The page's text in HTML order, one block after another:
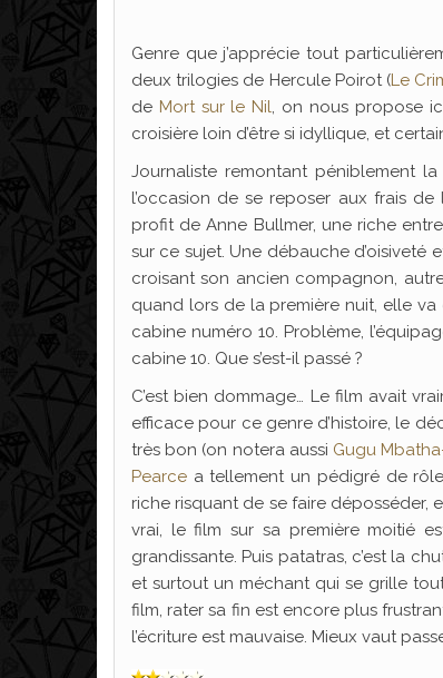
Genre que j’apprécie tout
deux trilogies de Hercule Poirot (Le
de Mort sur le Nil, on nous propose
croisière loin d’être si idyllique, et
Journaliste remontant péniblement
l’occasion de se reposer aux frais
profit de Anne Bullmer, une riche
sur ce sujet. Une débauche
croisant son ancien compagnon,
quand lors de la première nuit, elle va
cabine numéro 10. Problème,
cabine 10. Que s’est-il passé ?
C’est bien dommage… Le film avait
efficace pour ce genre d’histoire, le
très bon (on notera aussi Gugu
Pearce a tellement un pédigré de
riche risquant de se faire déposséder,
vrai, le film sur sa première moitié
grandissante. Puis patatras, c’est la
et surtout un méchant qui se grille
film, rater sa fin est encore plus
l’écriture est mauvaise. Mieux vaut